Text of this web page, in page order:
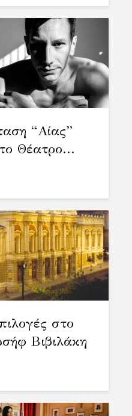
“Αίας”
Θέατρο...
στο
Βιβιλάκη